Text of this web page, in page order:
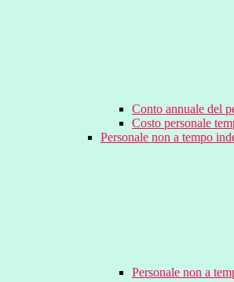
Conto annuale del
Costo personale
Personale non a tempo
Personale non a